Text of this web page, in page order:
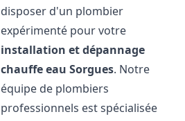
disposer d'un plombier
expérimenté pour votre
installation et dépannage
chauffe eau Sorgues. Notre
équipe de plombiers
professionnels est spécialisée